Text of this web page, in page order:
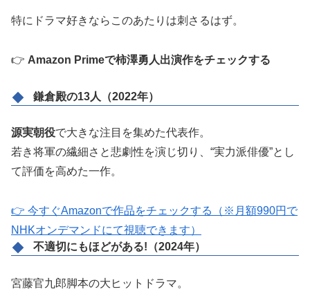
特にドラマ好きならこのあたりは刺さるはず。
👉 Amazon Primeで柿澤勇人出演作をチェックする
鎌倉殿の13人（2022年）
源実朝役で大きな注目を集めた代表作。
若き将軍の繊細さと悲劇性を演じ切り、“実力派俳優”とし
て評価を高めた一作。
👉 今すぐAmazonで作品をチェックする（※月額990円で
NHKオンデマンドにて視聴できます）
不適切にもほどがある!（2024年）
宮藤官九郎脚本の大ヒットドラマ。